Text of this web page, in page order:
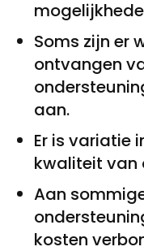
Soms zijn er
ontvangen
aan.
Er is variatie
kwaliteit van
Aan
kosten